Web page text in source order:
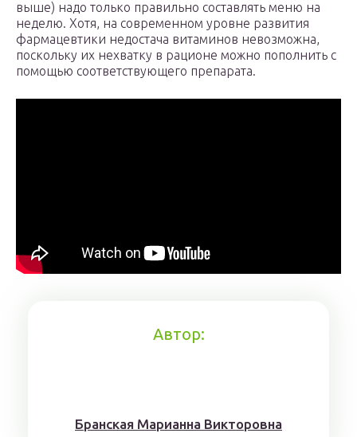
выше) надо только правильно составлять меню на
неделю. Хотя, на современном уровне развития
фармацевтики недостача витаминов невозможна,
поскольку их нехватку в рационе можно пополнить с
помощью соответствующего препарата.
Автор:
Брaнскaя Мaрианнa Виктoрoвна